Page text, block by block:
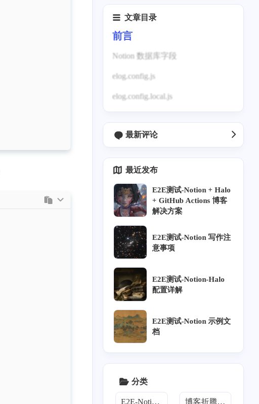
文章目录
前言
Notion 数据库字段
elog.config.js
Notion 配置
图床配置
elog.config.local.js
图床配置
更多 Elog 配置详情，请阅读 Elog
文档
最新评论
最近发布
E2E测试-Notion + Halo
+ GitHub Actions 博客
解决方案
E2E测试-Notion 写作注
意事项
E2E测试-Notion-Halo
配置详解
E2E测试-Notion 示例文
档
分类
E2E-Notion-Halo 博客折腾手册